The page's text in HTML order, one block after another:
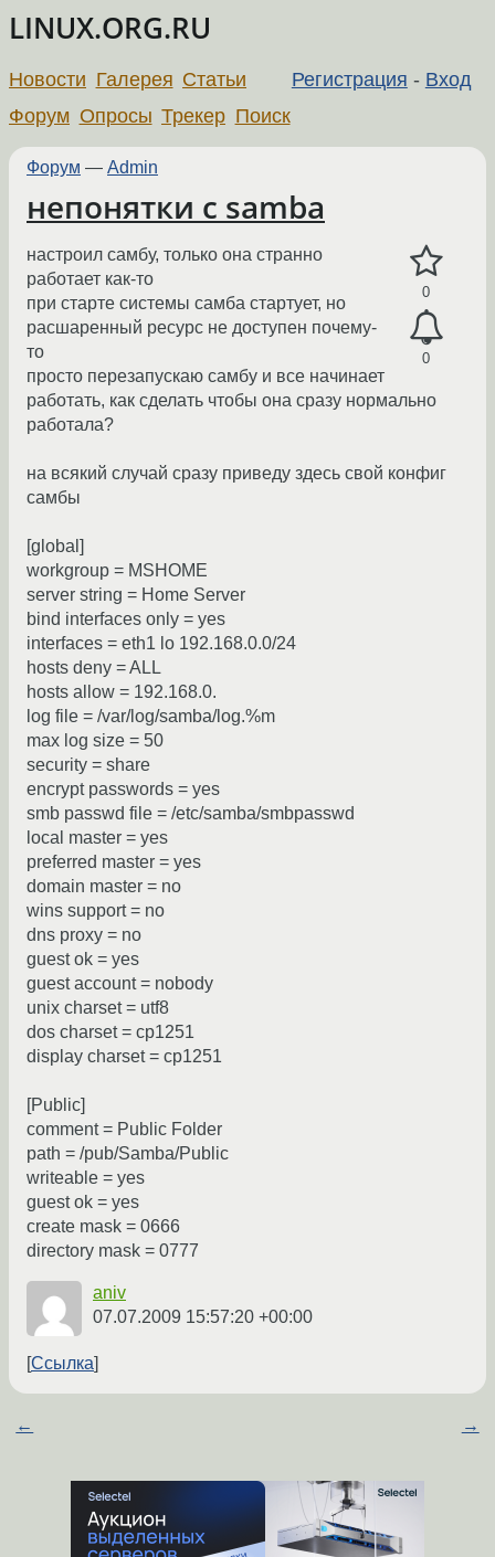
LINUX.ORG.RU
Регистрация - Вход
Новости Галерея Статьи
Форум Опросы Трекер Поиск
Форум — Admin
непонятки с samba
0
0
настроил самбу, только она странно
работает как-то
при старте системы самба стартует, но
расшаренный ресурс не доступен почему-
то
просто перезапускаю самбу и все начинает
работать, как сделать чтобы она сразу нормально
работала?
на всякий случай сразу приведу здесь свой конфиг
самбы
[global]
workgroup = MSHOME
server string = Home Server
bind interfaces only = yes
interfaces = eth1 lo 192.168.0.0/24
hosts deny = ALL
hosts allow = 192.168.0.
log file = /var/log/samba/log.%m
max log size = 50
security = share
encrypt passwords = yes
smb passwd file = /etc/samba/smbpasswd
local master = yes
preferred master = yes
domain master = no
wins support = no
dns proxy = no
guest ok = yes
guest account = nobody
unix charset = utf8
dos charset = cp1251
display charset = cp1251
[Public]
comment = Public Folder
path = /pub/Samba/Public
writeable = yes
guest ok = yes
create mask = 0666
directory mask = 0777
aniv
07.07.2009 15:57:20 +00:00
Ссылка
← →